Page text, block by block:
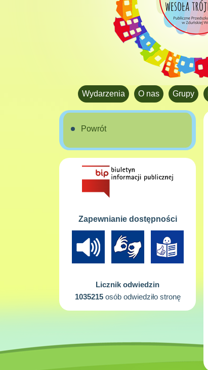
Wydarzenia O nas Grupy
Powrót
Zapewnianie dostępności
Licznik odwiedzin
1035215osób odwiedziło stronę